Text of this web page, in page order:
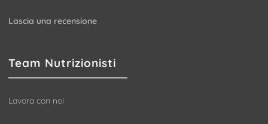
Lascia una recensione
Team Nutrizionisti
Lavora con noi